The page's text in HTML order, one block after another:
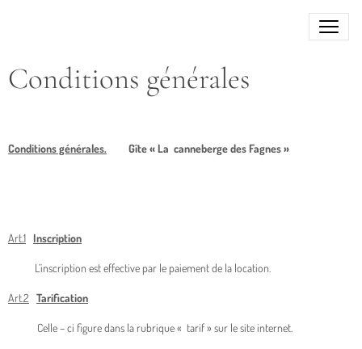
Conditions générales
Conditions générales. Gîte « La canneberge des Fagnes »
Art.1 Inscription
L’inscription est effective par le paiement de la location.
Art.2 Tarification
Celle – ci figure dans la rubrique « tarif » sur le site internet.